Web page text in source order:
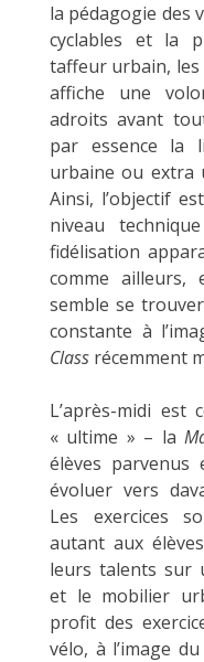
la pédagogie des
cyclables et la
taffeur urbain, les
affiche une
adroits avant
par essence la
urbaine ou extra
Ainsi, l’objectif
niveau
fidélisation
comme
semble se
constante à
Class récemment
L’après-midi est
« ultime » – la
élèves
évoluer vers
Les exercices
autant aux
leurs talents sur
et le mobilier
profit des
vélo, à l’image du